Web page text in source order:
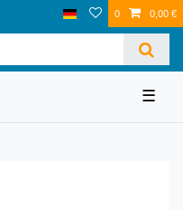
0 0,00 €
☰